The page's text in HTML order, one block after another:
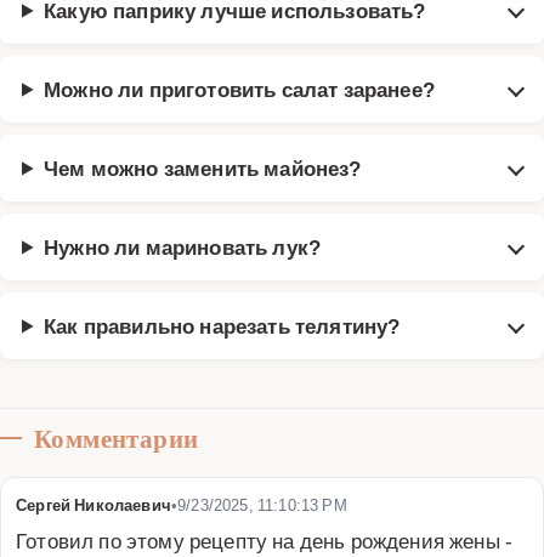
Какую паприку лучше использовать?
Можно ли приготовить салат заранее?
Чем можно заменить майонез?
Нужно ли мариновать лук?
Как правильно нарезать телятину?
Комментарии
Сергей Николаевич•9/23/2025, 11:10:13 PM
Готовил по этому рецепту на день рождения жены -